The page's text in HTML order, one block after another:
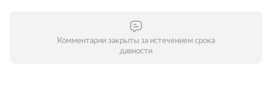
Комментарии закрыты за истечением срока
давности